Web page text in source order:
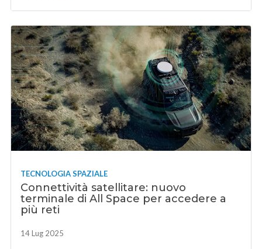
TECNOLOGIA SPAZIALE
Connettività satellitare: nuovo
terminale di All Space per accedere a
più reti
14 Lug 2025